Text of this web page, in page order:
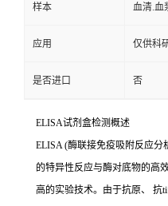
样本 血清.血
应用 仅供科
是否进口 否
ELISA试剂盒检测概述
ELISA (酶联接免疫吸附反应分
的特异性反应与酶对底物的高
高的实验技术。由于抗原、 抗ti